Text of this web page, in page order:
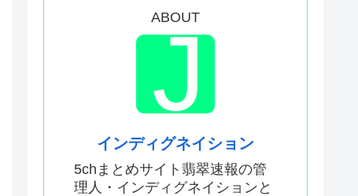
なかった…」 日本を知ってしま...
ゥ！財政健全化は目指さない！で...
」
大統領選で)私たちはJ.D....
の審判への性接待が事実の場合、...
美少女にやらせるアニメ」、増え...
判を性接待して買収していたこと...
ない犯罪は殺人だけです。」←こ...
ABOUT
インディグネイション
5chまとめサイト翡翠速報の管
理人・インディグネイションと